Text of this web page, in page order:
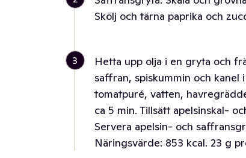
Skölj och tärna paprika och
3
Hetta upp olja i en gryta och
saffran, spiskummin och kanel
tomatpuré, vatten,
ca 5 min. Tillsätt apelsinskal-
Servera apelsin- och
Näringsvärde: 853 kcal. 23 g